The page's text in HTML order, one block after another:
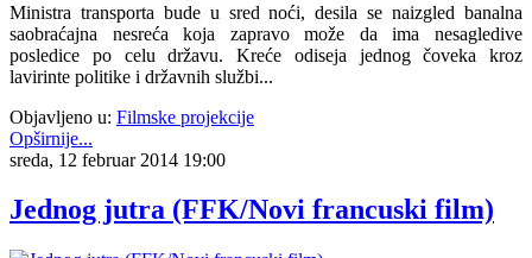
Ministra transporta bude u sred noći, desila se naizgled banalna
saobraćajna nesreća koja zapravo može da ima nesagledive
posledice po celu državu. Kreće odiseja jednog čoveka kroz
lavirinte politike i državnih službi...
Objavljeno u: Filmske projekcije
Opširnije...
sreda, 12 februar 2014 19:00
Jednog jutra (FFK/Novi francuski film)